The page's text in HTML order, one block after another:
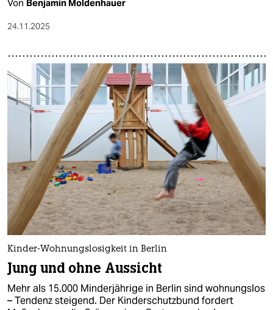
Von Benjamin Moldenhauer
24.11.2025
Kinder-Wohnungslosigkeit in Berlin
Jung und ohne Aussicht
Mehr als 15.000 Minderjährige in Berlin sind wohnungslos
– Tendenz steigend. Der Kinderschutzbund fordert